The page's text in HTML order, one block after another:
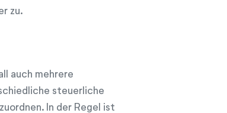
zu.
auch mehrere
steuerliche
In der Regel ist